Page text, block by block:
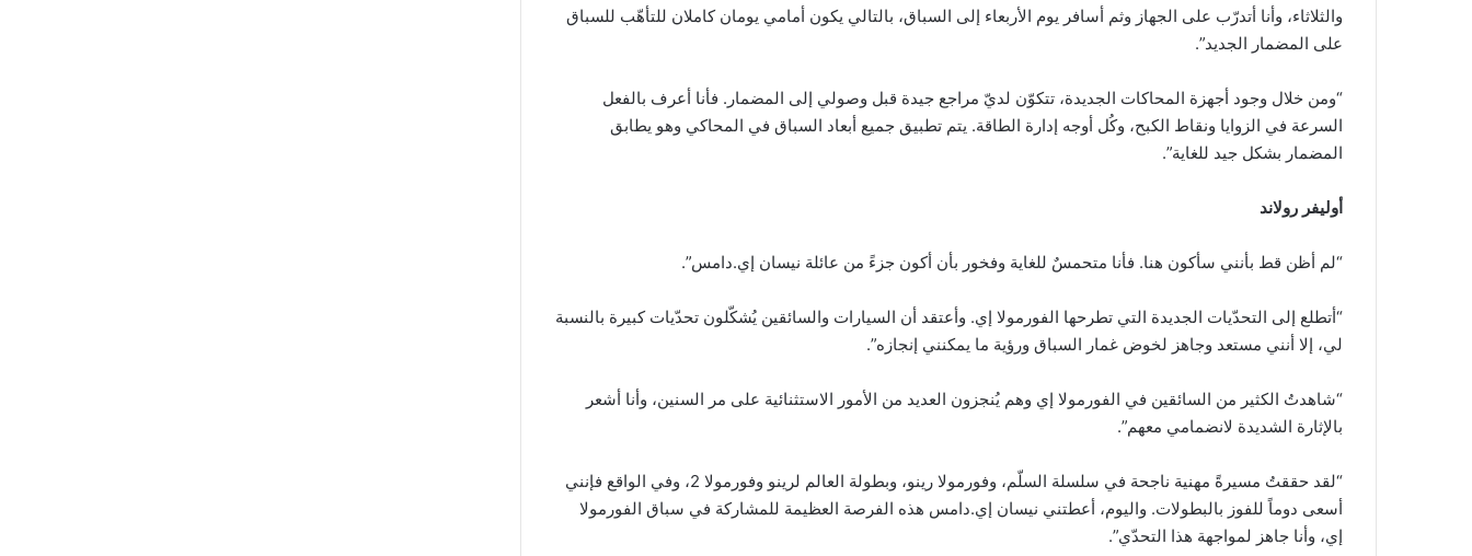
والثلاثاء، وأنا أتدرّب على الجهاز وثم أسافر يوم الأربعاء إلى السباق، بالتالي يكون أمامي يومان كاملان للتأهّب للسباق
على المضمار الجديد”.
“ومن خلال وجود أجهزة المحاكات الجديدة، تتكوّن لديّ مراجع جيدة قبل وصولي إلى المضمار. فأنا أعرف بالفعل
السرعة في الزوايا ونقاط الكبح، وكُل أوجه إدارة الطاقة. يتم تطبيق جميع أبعاد السباق في المحاكي وهو يطابق
المضمار بشكل جيد للغاية”.
أوليفر رولاند
“لم أظن قط بأنني سأكون هنا. فأنا متحمسٌ للغاية وفخور بأن أكون جزءً من عائلة نيسان إي.دامس”.
“أتطلع إلى التحدّيات الجديدة التي تطرحها الفورمولا إي. وأعتقد أن السيارات والسائقين يُشكّلون تحدّيات كبيرة بالنسبة
لي، إلا أنني مستعد وجاهز لخوض غمار السباق ورؤية ما يمكنني إنجازه”.
“شاهدتُ الكثير من السائقين في الفورمولا إي وهم يُنجزون العديد من الأمور الاستثنائية على مر السنين، وأنا أشعر
بالإثارة الشديدة لانضمامي معهم”.
“لقد حققتُ مسيرةً مهنية ناجحة في سلسلة السلّم، وفورمولا رينو، وبطولة العالم لرينو وفورمولا 2، وفي الواقع فإنني
أسعى دوماً للفوز بالبطولات. واليوم، أعطتني نيسان إي.دامس هذه الفرصة العظيمة للمشاركة في سباق الفورمولا
إي، وأنا جاهز لمواجهة هذا التحدّي”.